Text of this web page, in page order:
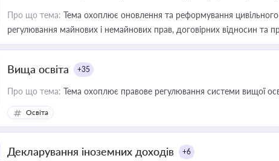
Про що тема: Тема охоплює оновлення та реформування
регулювання майнових і немайнових прав, договірних відносин та
Вища освіта +35
Про що тема: Тема охоплює правове регулювання системи вищої
Освіта
Декларування іноземних доходів +6